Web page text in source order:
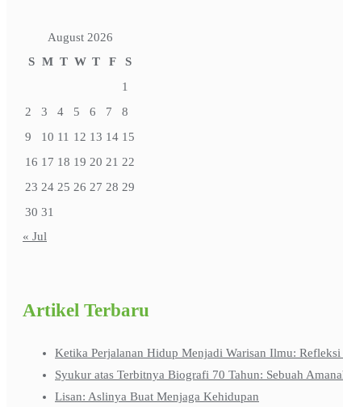
August 2026
S M T W T F
S
1
2
3 4 5 6 7
8
9
10 11 12 13 14 15
16 17 18 19 20 21 22
23 24 25 26 27 28 29
30 31
« Jul
Artikel Terbaru
Ketika Perjalanan Hidup Menjadi Warisan Ilmu:
Syukur atas Terbitnya Biografi 70 Tahun: Sebuah
Lisan: Aslinya Buat Menjaga Kehidupan